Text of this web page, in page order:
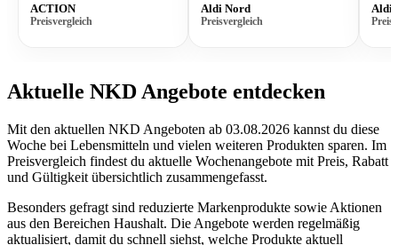
ACTION
Preisvergleich
Aldi Nord
Preisvergleich
Aldi
Aktuelle NKD Angebote entdecken
Mit den aktuellen NKD Angeboten ab 03.08.2026 kannst du diese
Woche bei Lebensmitteln und vielen weiteren Produkten sparen. Im
Preisvergleich findest du aktuelle Wochenangebote mit Preis, Rabatt
und Gültigkeit übersichtlich zusammengefasst.
Besonders gefragt sind reduzierte Markenprodukte sowie Aktionen
aus den Bereichen Haushalt. Die Angebote werden regelmäßig
aktualisiert, damit du schnell siehst, welche Produkte aktuell